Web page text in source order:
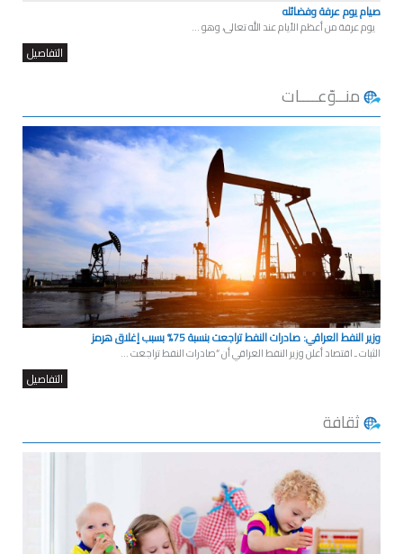
صيام يوم عرفة وفضائله
يوم عرفة من أعظم الأيام عند الله تعالى، وهو ...
التفاصيل
منــوّعــــات
وزير النفط العراقي: صادرات النفط تراجعت بنسبة 75% بسبب إغلاق هرمز
الثبات ـ اقتصاد أعلن وزير النفط العراقي أن “صادرات النفط تراجعت ...
التفاصيل
ثقافة